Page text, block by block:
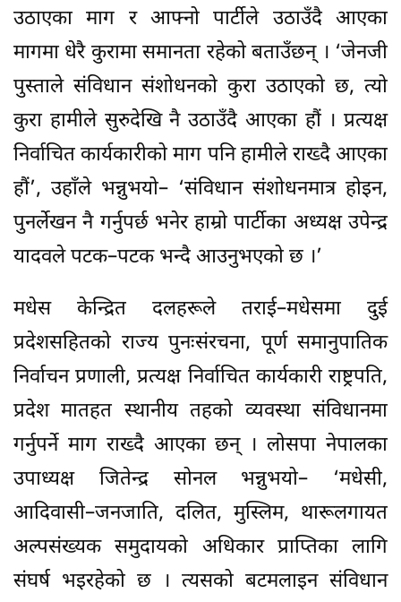
उठाएका माग र आफ्नो पार्टीले उठाउँदै आएका
मागमा धेरै कुरामा समानता रहेको बताउँछन् । ‘जेनजी
पुस्ताले संविधान संशोधनको कुरा उठाएको छ, त्यो
कुरा हामीले सुरुदेखि नै उठाउँदै आएका हौं । प्रत्यक्ष
निर्वाचित कार्यकारीको माग पनि हामीले राख्दै आएका
हौं’, उहाँले भन्नुभयो– ‘संविधान संशोधनमात्र होइन,
पुनर्लेखन नै गर्नुपर्छ भनेर हाम्रो पार्टीका अध्यक्ष उपेन्द्र
यादवले पटक–पटक भन्दै आउनुभएको छ ।’
मधेस केन्द्रित दलहरूले तराई–मधेसमा दुई
प्रदेशसहितको राज्य पुनःसंरचना, पूर्ण समानुपातिक
निर्वाचन प्रणाली, प्रत्यक्ष निर्वाचित कार्यकारी राष्ट्रपति,
प्रदेश मातहत स्थानीय तहको व्यवस्था संविधानमा
गर्नुपर्ने माग राख्दै आएका छन् । लोसपा नेपालका
उपाध्यक्ष जितेन्द्र सोनल भन्नुभयो– ‘मधेसी,
आदिवासी–जनजाति, दलित, मुस्लिम, थारूलगायत
अल्पसंख्यक समुदायको अधिकार प्राप्तिका लागि
संघर्ष भइरहेको छ । त्यसको बटमलाइन संविधान